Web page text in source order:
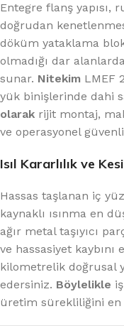
Entegre flanş yapısı,
doğrudan
döküm yataklama
olmadığı dar
sunar. Nitekim LMEF
yük binişlerinde dahi
olarak rijit montaj,
ve operasyonel
Isıl Kararlılık ve
Hassas taşlanan iç
kaynaklı ısınma en
ağır metal taşıyıcı
ve hassasiyet
kilometrelik doğrusal
edersiniz. Böylelikle
üretim sürekliliğini en